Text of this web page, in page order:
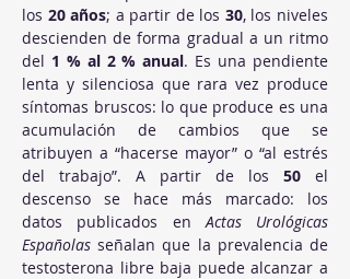
los 20 años; a partir de los 30, los niveles
descienden de forma gradual a un ritmo
del 1 % al 2 % anual. Es una pendiente
lenta y silenciosa que rara vez produce
síntomas bruscos: lo que produce es una
acumulación de cambios que se
atribuyen a “hacerse mayor” o “al estrés
del trabajo”. A partir de los 50 el
descenso se hace más marcado: los
datos publicados en Actas Urológicas
Españolas señalan que la prevalencia de
testosterona libre baja puede alcanzar a